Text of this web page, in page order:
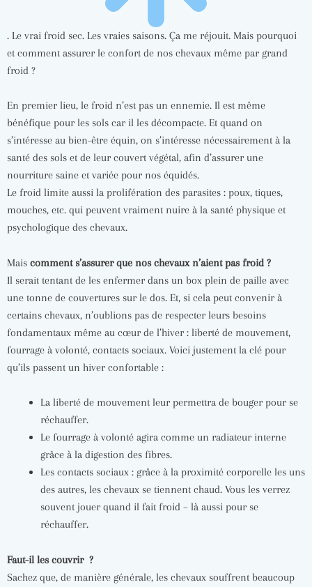
. Le vrai froid sec. Les vraies saisons. Ça me réjouit. Mais pourquoi
et comment assurer le confort de nos chevaux même par grand
froid ?
En premier lieu, le froid n’est pas un ennemie. Il est même
bénéfique pour les sols car il les décompacte. Et quand on
s’intéresse au bien-être équin, on s’intéresse nécessairement à la
santé des sols et de leur couvert végétal, afin d’assurer une
nourriture saine et variée pour nos équidés.
Le froid limite aussi la prolifération des parasites : poux, tiques,
mouches, etc. qui peuvent vraiment nuire à la santé physique et
psychologique des chevaux.
Mais comment s’assurer que nos chevaux n’aient pas froid ?
Il serait tentant de les enfermer dans un box plein de paille avec
une tonne de couvertures sur le dos. Et, si cela peut convenir à
certains chevaux, n’oublions pas de respecter leurs besoins
fondamentaux même au cœur de l’hiver : liberté de mouvement,
fourrage à volonté, contacts sociaux. Voici justement la clé pour
qu’ils passent un hiver confortable :
La liberté de mouvement leur permettra de bouger pour se
réchauffer.
Le fourrage à volonté agira comme un radiateur interne
grâce à la digestion des fibres.
Les contacts sociaux : grâce à la proximité corporelle les uns
des autres, les chevaux se tiennent chaud. Vous les verrez
souvent jouer quand il fait froid – là aussi pour se
réchauffer.
Faut-il les couvrir ?
Sachez que, de manière générale, les chevaux souffrent beaucoup